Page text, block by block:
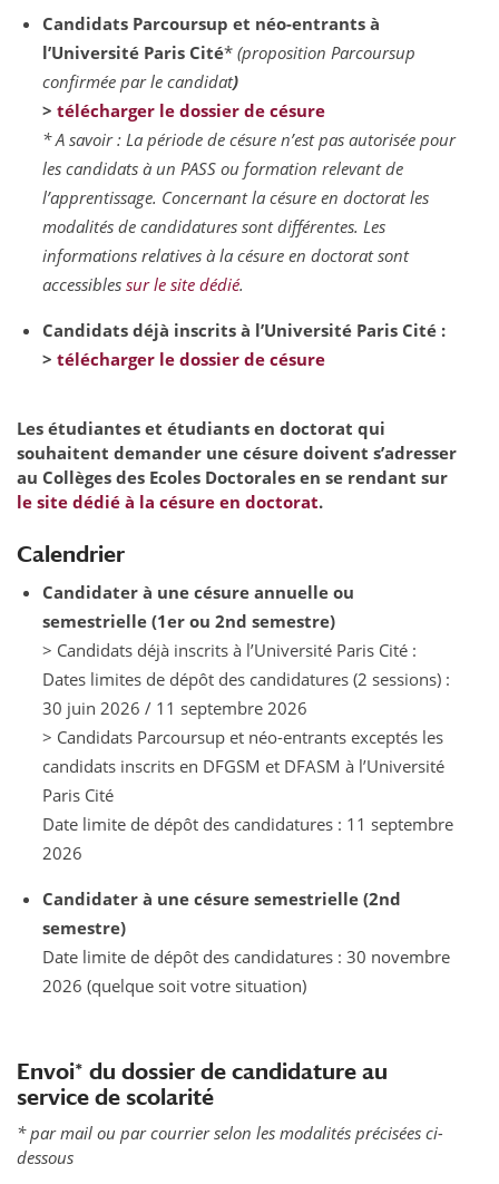
Candidats Parcoursup et néo-entrants à
l’Université Paris Cité*(proposition Parcoursup
confirmée par le candidat)
> télécharger le dossier de césure
* A savoir : La période de césure n’est pas autorisée pour
les candidats à un PASS ou formation relevant de
l’apprentissage. Concernant la césure en doctorat les
modalités de candidatures sont différentes. Les
informations relatives à la césure en doctorat sont
accessibles sur le site dédié.
Candidats déjà inscrits à l’Université Paris Cité :
> télécharger le dossier de césure
Les étudiantes et étudiants en doctorat qui
souhaitent demander une césure doivent s’adresser
au Collèges des Ecoles Doctorales en se rendant sur
le site dédié à la césure en doctorat.
Calendrier
Candidater à une césure annuelle ou
semestrielle (1er ou 2nd semestre)
> Candidats déjà inscrits à l’Université Paris Cité :
Dates limites de dépôt des candidatures (2 sessions) :
30 juin 2026 / 11 septembre 2026
> Candidats Parcoursup et néo-entrants exceptés les
candidats inscrits en DFGSM et DFASM à l’Université
Paris Cité
Date limite de dépôt des candidatures : 11 septembre
2026
Candidater à une césure semestrielle (2nd
semestre)
Date limite de dépôt des candidatures : 30 novembre
2026 (quelque soit votre situation)
Envoi* du dossier de candidature au
service de scolarité
* par mail ou par courrier selon les modalités précisées ci-
dessous